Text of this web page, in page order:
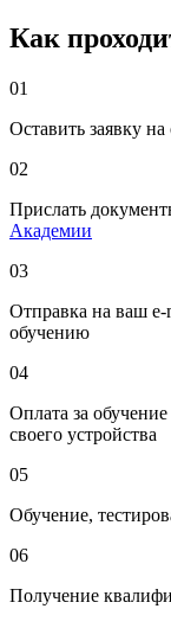
Как
01
Оставить заявку
02
Прислать
Академии
03
Отправка на ваш e-
обучению
04
Оплата за
своего устройства
05
Обучение,
06
Получение